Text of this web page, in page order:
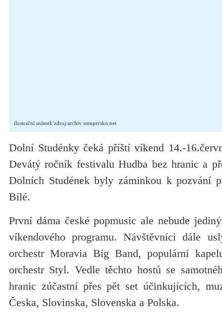
ilustrační snímek zdroj:archiv sumpersko.net
Dolní Studénky čeká příští víkend 14.-
Devátý ročník festivalu Hudba bez hranic a
Dolních Studének byly záminkou k pozvání
Bílé.
První dáma české popmusic ale nebude
víkendového programu. Návštěvníci dále
orchestr Moravia Big Band, populární
orchestr Styl. Vedle těchto hostů se
hranic zúčastní přes pět set účinkujících,
Česka, Slovinska, Slovenska a Polska.